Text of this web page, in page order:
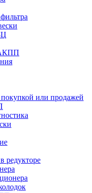
АКПП
или продажей
редукторе